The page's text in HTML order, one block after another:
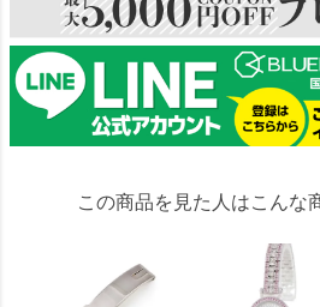
この商品を見た人はこんな